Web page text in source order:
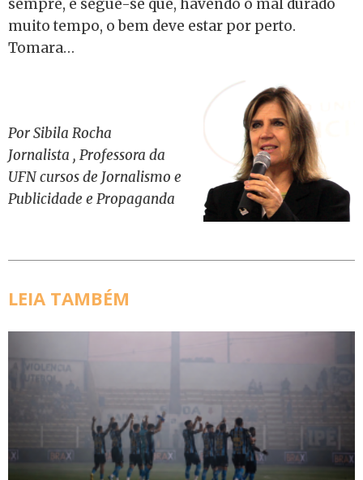
sempre, e segue-se que, havendo o mal durado
muito tempo, o bem deve estar por perto.
Tomara…
Por Sibila Rocha
Jornalista , Professora da
UFN cursos de Jornalismo e
Publicidade e Propaganda
LEIA TAMBÉM